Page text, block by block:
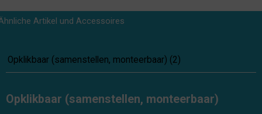
Artikel und Accessoires
Opklikbaar (samenstellen, monteerbaar) (2)
Opklikbaar (samenstellen, monteerbaar)